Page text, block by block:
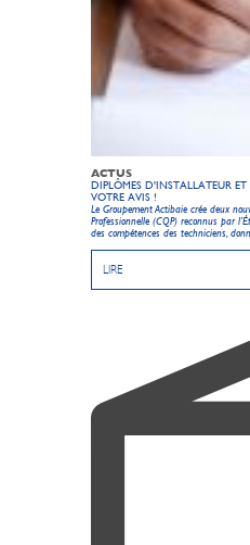
ACTUS
DIPLÔMES D'INSTALLATEUR
VOTRE AVIS !
Le Groupement Actibaie crée deux
Professionnelle (CQP) reconnus par
des compétences des techniciens,
LIRE